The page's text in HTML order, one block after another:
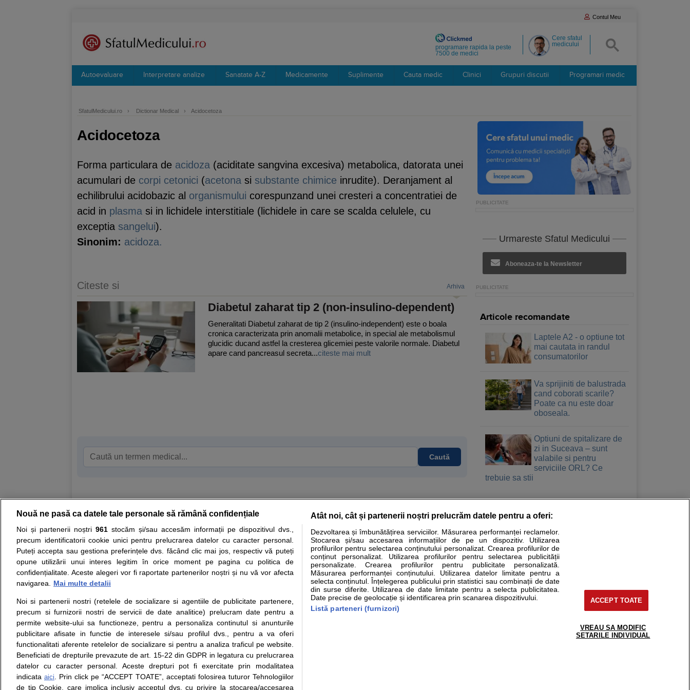
Contul Meu
Cere sfatul
medicului
programare rapida la peste
7500 de medici
Autoevaluare Interpretare analize Sanatate A-Z Medicamente Suplimente Cauta medic Clinici Grupuri discutii Programari medic
SfatulMedicului.ro › Dictionar Medical › Acidocetoza
Acidocetoza
Forma particulara de acidoza (aciditate sangvina excesiva) metabolica, datorata unei
acumulari de corpi cetonici (acetona si substante chimice inrudite). Deranjament al
echilibrului acidobazic al organismului corespunzand unei cresteri a concentratiei de
acid in plasma si in lichidele interstitiale (lichidele in care se scalda celulele, cu
exceptia sangelui).
Sinonim: acidoza.
Citeste si Arhiva
Diabetul zaharat tip 2 (non-insulino-dependent)
Generalitati Diabetul zaharat de tip 2 (insulino-independent) este o boala
cronica caracterizata prin anomalii metabolice, in special ale metabolismul
glucidic ducand astfel la cresterea glicemiei peste valorile normale. Diabetul
apare cand pancreasul secreta...citeste mai mult
Caută
Urmareste Sfatul Medicului
Aboneaza-te la Newsletter
Articole recomandate
Laptele A2 - o optiune tot
mai cautata in randul
consumatorilor
Va sprijiniti de balustrada
cand coborati scarile?
Poate ca nu este doar
oboseala.
Optiuni de spitalizare de
zi in Suceava – sunt
valabile si pentru
serviciile ORL? Ce
trebuie sa stii
Resurse: Autoevaluare simptome Interpretare analize Specialitati medicale
Opiniile avizate ale medicilor, sfaturile si orice alte informatii despre sanatate disponibile pe sfatulmedicului.ro au scop informativ si educational. Ele nu pot substitui consultul medical direct si
nici diagnosticul stabilit in urma investigatiilor si analizelor medicale. Va sfatuim, ca pe langa informatia primita pe sfatulmedicului.ro sa consultati fie medicul Dvs., fie unul dintre medicii pe care
ii punem la dispozitie pentru programare in sistemul de programari la medic Clickmed.
Despre noi
Contact
Intrebari frecvente
Consultanti
medicali
Termeni si conditii
Politica de
confidentialitate
Politica de cookie
Modifica Setarile Cookie
Drepturile consumatorului
Protectia consumatorilor -
ANPC
Solutionarea Alternativa a
Litigiilor
Info consumator: 0800.080.999
Formulare europene - CNAS
Ministerul Sanatatii - ANMDM
Parteneri
Inscriere clinica
Pentru pacient
support@sfatulmedicului.ro
0374 109 268
Nouă ne pasă ca datele tale personale să rămână confidențiale
Noi și partenerii noștri 961stocăm și/sau accesăm informații pe dispozitivul dvs.,
precum identificatorii cookie unici pentru prelucrarea datelor cu caracter personal.
Puteți accepta sau gestiona preferințele dvs. făcând clic mai jos, respectiv vă puteți
opune utilizării unui interes legitim în orice moment pe pagina cu politica de
confidențialitate. Aceste alegeri vor fi raportate partenerilor noștri și nu vă vor afecta
navigarea.
Mai multe detalii
Noi si partenerii nostri (retelele de socializare si agentiile de publicitate partenere,
precum si furnizorii nostri de servicii de date analitice) prelucram date pentru a
permite website-ului sa functioneze, pentru a personaliza continutul si anunturile
publicitare afisate in functie de interesele si/sau profilul dvs., pentru a va oferi
functionalitati aferente retelelor de socializare si pentru a analiza traficul pe website.
Beneficiati de drepturile prevazute de art. 15-22 din GDPR in legatura cu prelucrarea
datelor cu caracter personal. Aceste drepturi pot fi exercitate prin modalitatea
indicata aici. Prin click pe “ACCEPT TOATE”, acceptati folosirea tuturor Tehnologiilor
de tip Cookie, care implica inclusiv acceptul dvs. cu privire la stocarea/accesarea
Atât noi, cât și partenerii noștri prelucrăm datele pentru a oferi:
Dezvoltarea și îmbunătățirea serviciilor. Măsurarea performanței reclamelor.
Stocarea și/sau accesarea informațiilor de pe un dispozitiv. Utilizarea
profilurilor pentru selectarea conținutului personalizat. Crearea profilurilor de
conținut personalizat. Utilizarea profilurilor pentru selectarea publicității
personalizate. Crearea profilurilor pentru publicitate personalizată.
Măsurarea performanței conținutului. Utilizarea datelor limitate pentru a
selecta conținutul. Înțelegerea publicului prin statistici sau combinații de date
din surse diferite. Utilizarea de date limitate pentru a selecta publicitatea.
Date precise de geolocație și identificarea prin scanarea dispozitivului.
Listă parteneri (furnizori)
ACCEPT TOATE
VREAU SA MODIFIC
SETARILE INDIVIDUAL